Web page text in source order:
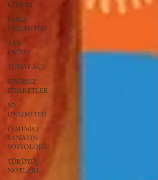
KIVRIM
PARIS
UNLIMITED
AKS-
ENDAZ
TUHAF AÇI
SINIRSIZ
ZİYARETLER
NY
UNLIMITED
FEMİNİST
SANATIN
SOSYOLOJİSİ
YÜRÜYÜŞ
NOTLARI